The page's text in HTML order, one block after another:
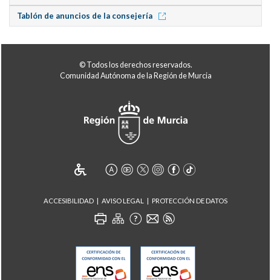
Tablón de anuncios de la consejería
© Todos los derechos reservados.
Comunidad Autónoma de la Región de Murcia
ACCESIBILIDAD AVISO LEGAL PROTECCIÓN DE DATOS